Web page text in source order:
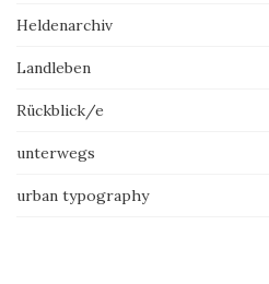
Heldenarchiv
Landleben
Rückblick/e
unterwegs
urban typography